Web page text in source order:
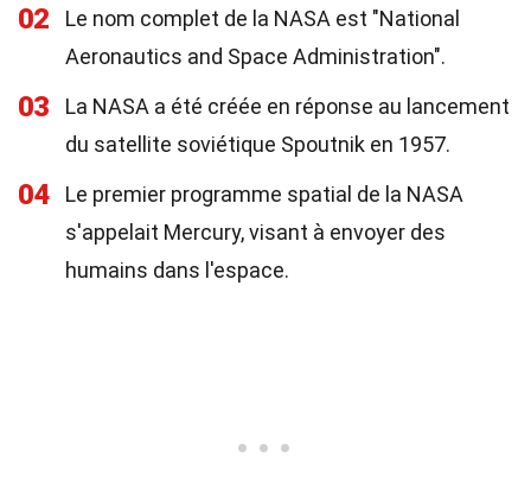
02
Le nom complet de la NASA est "National
Aeronautics and Space Administration".
03
La NASA a été créée en réponse au lancement
du satellite soviétique Spoutnik en 1957.
04
Le premier programme spatial de la NASA
s'appelait Mercury, visant à envoyer des
humains dans l'espace.